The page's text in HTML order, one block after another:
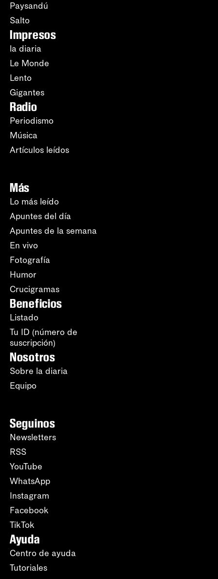
Paysandú
Salto
Impresos
la diaria
Le Monde
Lento
Gigantes
Radio
Periodismo
Música
Artículos leídos
Más
Lo más leído
Apuntes del día
Apuntes de la semana
En vivo
Fotografía
Humor
Crucigramas
Beneficios
Listado
Tu ID (número de
suscripción)
Nosotros
Sobre la diaria
Equipo
Seguinos
Newsletters
RSS
YouTube
WhatsApp
Instagram
Facebook
TikTok
Ayuda
Centro de ayuda
Tutoriales